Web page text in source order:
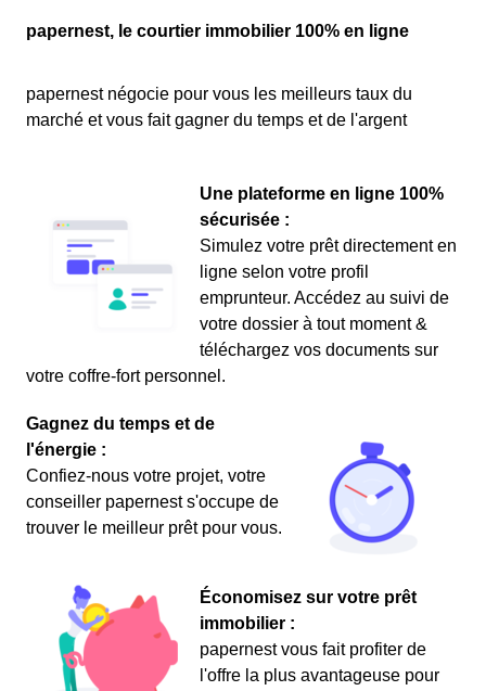
papernest, le courtier immobilier 100% en ligne
papernest négocie pour vous les meilleurs taux du
marché et vous fait gagner du temps et de l'argent
Une plateforme en ligne 100%
sécurisée :
Simulez votre prêt directement en
ligne selon votre profil
emprunteur. Accédez au suivi de
votre dossier à tout moment &
téléchargez vos documents sur
votre coffre-fort personnel.
Gagnez du temps et de
l'énergie :
Confiez-nous votre projet, votre
conseiller papernest s'occupe de
trouver le meilleur prêt pour vous.
Économisez sur votre prêt
immobilier :
papernest vous fait profiter de
l'offre la plus avantageuse pour